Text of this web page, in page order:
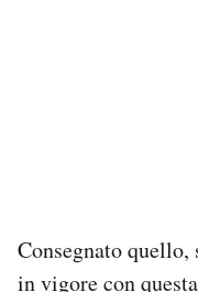
Consegnato
in vigore con